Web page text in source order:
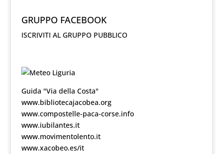
GRUPPO FACEBOOK
ISCRIVITI AL GRUPPO PUBBLICO
Guida "Via della Costa"
www.bibliotecajacobea.org
www.compostelle-paca-corse.info
www.iubilantes.it
www.movimentolento.it
www.xacobeo.es/it